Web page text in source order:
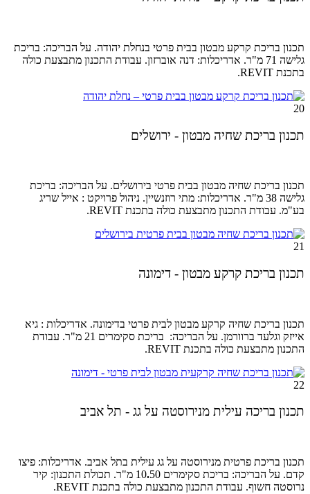
תכנון בריכת קרקע מבטון בבית פרטי בנחלת יהודה. על הבריכה: בריכת
גלישה 71 מ"ר. אדריכלות: דנה אוברזון. עבודת התכנון מתבצעת כולה
בתכנת REVIT.
20
תכנון בריכת שחיה מבטון - ירושלים
תכנון בריכת שחיה מבטון בבית פרטי בירושלים. על הבריכה: בריכת
גלישה 38 מ"ר. אדריכלות: מתי רוזנשיין.
ניהול פרויקט : אייל שריג
בע"מ. עבודת התכנון מתבצעת כולה בתכנת REVIT.
21
תכנון בריכת קרקע מבטון - דימונה
תכנון בריכת שחיה קרקע מבטון לבית פרטי בדימונה. אדריכלות : גיא
אייזק וגלעד ברוורמן. על הבריכה: בריכת סקימרים 21 מ"ר. עבודת
התכנון מתבצעת כולה בתכנת REVIT.
22
תכנון בריכה עילית מנירוסטה על גג - תל אביב
תכנון בריכת פרטית מנירוסטה על גג עילית בתל אביב. אדריכלות: פיצו
קדם. על הבריכה: בריכת סקימרים 10
.
50 מ"ר. תכולת התכנון: קיר
נרוסטה חשוף. עבודת התכנון מתבצעת כולה בתכנת REVIT.